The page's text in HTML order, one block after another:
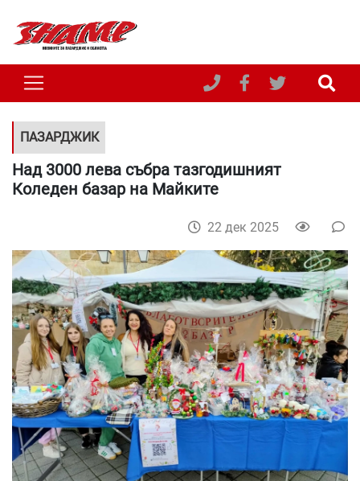
ПАЗАРДЖИК
Над 3000 лева събра тазгодишният
Коледен базар на Майките
22 дек 2025